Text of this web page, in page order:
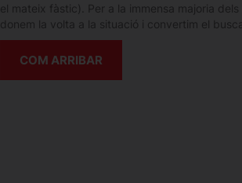
el mateix fàstic). Per a la immensa majoria
donem la volta a la situació i convertim el
COM ARRIBAR